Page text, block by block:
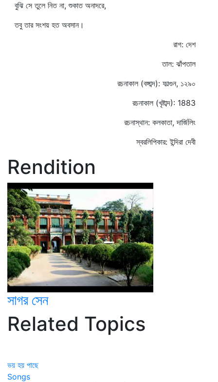
বুঝি সে তুলে নিত না, শুকাত অনাদরে,
তবু তার সংশয় হত অবসান।
রাগ: দেশ
তাল: ঝাঁপতাল
রচনাকাল (বঙ্গাব্দ): ফাল্গুন, ১২৯০
রচনাকাল (খৃষ্টাব্দ): 1883
রচনাস্থান: কলকাতা, দার্জিলিং
স্বরলিপিকার: ইন্দিরা দেবী
Rendition
সাগর সেন
Related Topics
ভয় হয় পাছে
Songs